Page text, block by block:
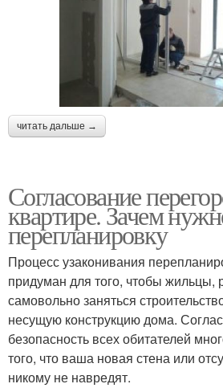
читать дальше →
Согласование
квартире. Зачем
перепланировку
Процесс узаконивания
придуман для того, чтобы
самовольно заняться
несущую конструкцию дома.
безопасность всех обитателей
того, что ваша новая стена или
никому не навредят.